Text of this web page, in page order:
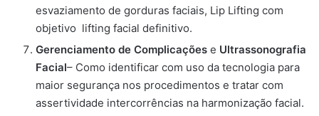
esvaziamento de gorduras faciais, Lip Lifting com
objetivo lifting facial definitivo.
Gerenciamento de Complicações e Ultrassonografia
Facial– Como identificar com uso da tecnologia para
maior segurança nos procedimentos e tratar com
assertividade intercorrências na harmonização facial.